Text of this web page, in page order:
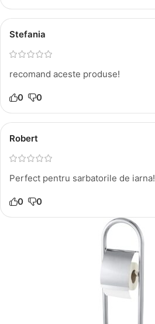
Stefania
recomand aceste produse!
0 0
Robert
Perfect pentru sarbatorile de iarna!
0 0